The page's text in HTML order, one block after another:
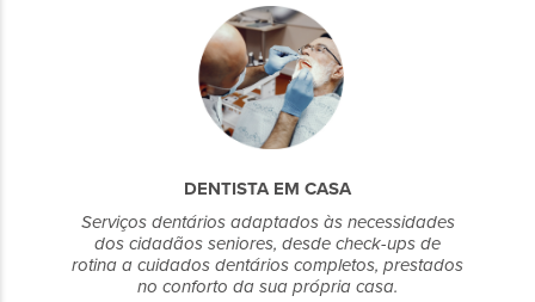
DENTISTA EM CASA
Serviços dentários adaptados às necessidades
dos cidadãos seniores, desde check-ups de
rotina a cuidados dentários completos, prestados
no conforto da sua própria casa.